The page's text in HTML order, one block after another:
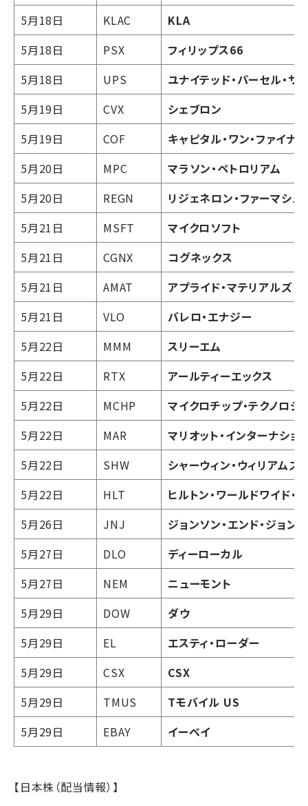
5月18日
KLAC
KLA
5月18日
PSX
フィリップス66
5月18日
UPS
ユナイテッド・パーセル・サ
5月19日
CVX
シェブロン
5月19日
COF
キャピタル・ワン・ファイナ
5月20日
MPC
マラソン・ペトロリアム
5月20日
REGN
リジェネロン・ファーマシュ
5月21日
MSFT
マイクロソフト
5月21日
CGNX
コグネックス
5月21日
AMAT
アプライド・マテリアルズ
5月21日
VLO
バレロ・エナジー
5月22日
MMM
スリーエム
5月22日
RTX
アールティーエックス
5月22日
MCHP
マイクロチップ・テクノロジ
5月22日
MAR
マリオット・インターナショ
5月22日
SHW
シャーウィン・ウィリアムズ
5月22日
HLT
ヒルトン・ワールドワイド・
5月26日
JNJ
ジョンソン・エンド・ジョン
5月27日
DLO
ディーローカル
5月27日
NEM
ニューモント
5月29日
DOW
ダウ
5月29日
EL
エスティ・ローダー
5月29日
CSX
CSX
5月29日
TMUS
Tモバイル US
5月29日
EBAY イーベイ
【日本株（配当情報）】